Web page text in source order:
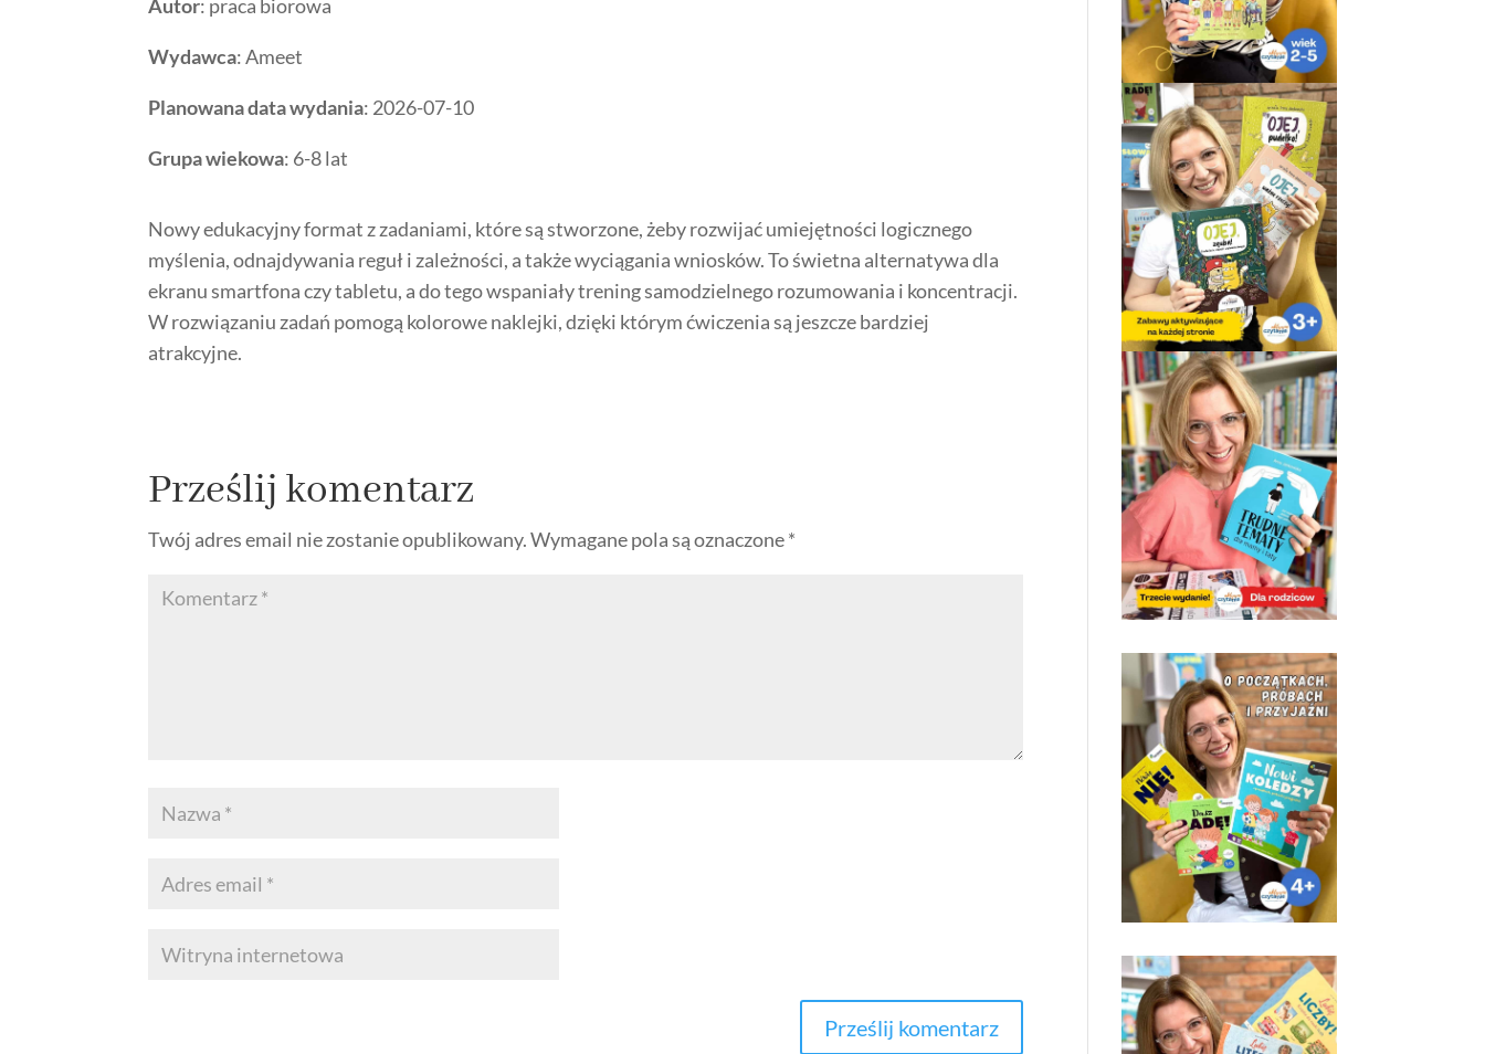
Autor: praca biorowa
Wydawca: Ameet
Planowana data wydania: 2026-07-10
Grupa wiekowa: 6-8 lat
Nowy edukacyjny format z zadaniami, które są stworzone, żeby rozwijać umiejętności logicznego
myślenia, odnajdywania reguł i zależności, a także wyciągania wniosków. To świetna alternatywa dla
ekranu smartfona czy tabletu, a do tego wspaniały trening samodzielnego rozumowania i koncentracji.
W rozwiązaniu zadań pomogą kolorowe naklejki, dzięki którym ćwiczenia są jeszcze bardziej
atrakcyjne.
Prześlij komentarz
Twój adres email nie zostanie opublikowany. Wymagane pola są oznaczone*